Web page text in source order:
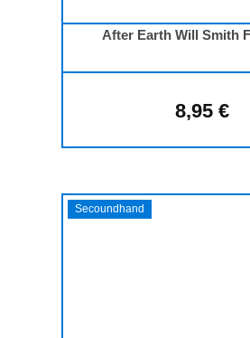
After Earth Will Smith
Regulärer
8,95 €
Secoundhand